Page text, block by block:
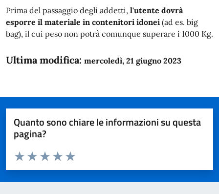
Prima del passaggio degli addetti, l'utente dovrà
esporre il materiale in contenitori idonei (ad es. big
bag), il cui peso non potrà comunque superare i 1000 Kg.
Ultima modifica: mercoledì, 21 giugno 2023
Quanto sono chiare le informazioni su questa
pagina?
Domanda
Valuta da 1 a 5 stelle la pagina
Valuta 5 stelle su 5
Valuta 4 stelle su 5
Valuta 3 stelle su 5
Valuta 2 stelle su 5
Valuta 1 stelle su 5